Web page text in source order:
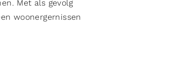
Met als gevolg
woonergernissen